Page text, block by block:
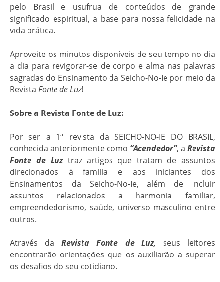
pelo Brasil e usufrua de conteúdos de grande
significado espiritual, a base para nossa felicidade na
vida prática.
Aproveite os minutos disponíveis de seu tempo no dia
a dia para revigorar-se de corpo e alma nas palavras
sagradas do Ensinamento da Seicho-No-Ie por meio da
Revista Fonte de Luz!
Sobre a Revista Fonte de Luz:
Por ser a 1ª revista da SEICHO-NO-IE DO BRASIL,
conhecida anteriormente como “Acendedor”, a Revista
Fonte de Luztraz artigos que tratam de assuntos
direcionados à família e aos iniciantes dos
Ensinamentos da Seicho-No-Ie, além de incluir
assuntos relacionados a harmonia familiar,
empreendedorismo, saúde, universo masculino entre
outros.
Através da Revista Fonte de Luz, seus leitores
encontrarão orientações que os auxiliarão a superar
os desafios do seu cotidiano.